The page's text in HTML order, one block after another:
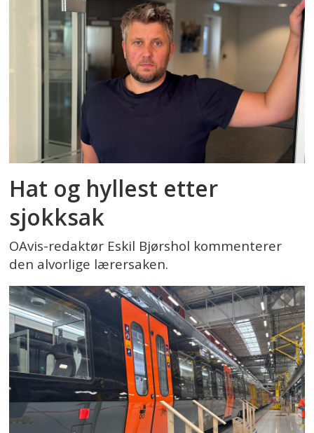
Hat og hyllest etter
sjokksak
OAvis-redaktør Eskil Bjørshol kommenterer
den alvorlige lærersaken.